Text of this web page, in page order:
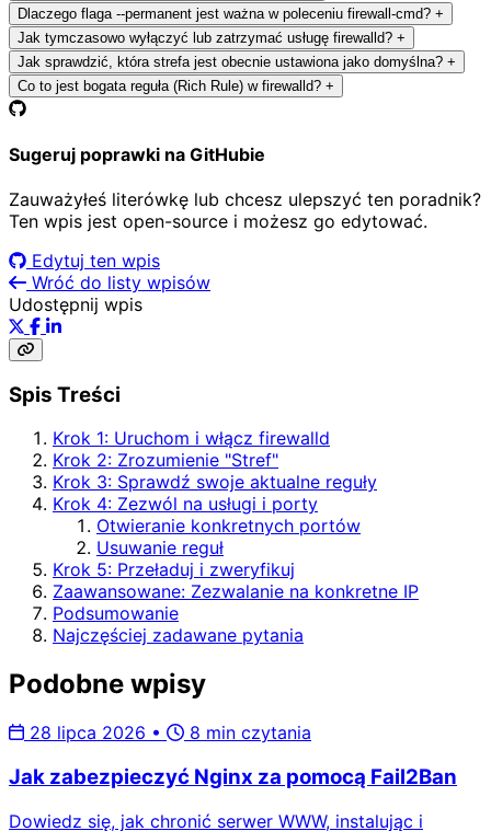
Dlaczego flaga --permanent jest ważna w poleceniu firewall-cmd? +
Jak tymczasowo wyłączyć lub zatrzymać usługę firewalld? +
Jak sprawdzić, która strefa jest obecnie ustawiona jako domyślna? +
Co to jest bogata reguła (Rich Rule) w firewalld? +
Sugeruj poprawki na GitHubie
Zauważyłeś literówkę lub chcesz ulepszyć ten poradnik?
Ten wpis jest open-source i możesz go edytować.
Edytuj ten wpis
Wróć do listy wpisów
Udostępnij wpis
Spis Treści
Krok 1: Uruchom i włącz firewalld
Krok 2: Zrozumienie "Stref"
Krok 3: Sprawdź swoje aktualne reguły
Krok 4: Zezwól na usługi i porty
Otwieranie konkretnych portów
Usuwanie reguł
Krok 5: Przeładuj i zweryfikuj
Zaawansowane: Zezwalanie na konkretne IP
Podsumowanie
Najczęściej zadawane pytania
Podobne wpisy
28 lipca 2026 • 8 min czytania
Jak zabezpieczyć Nginx za pomocą Fail2Ban
Dowiedz się, jak chronić serwer WWW, instalując i